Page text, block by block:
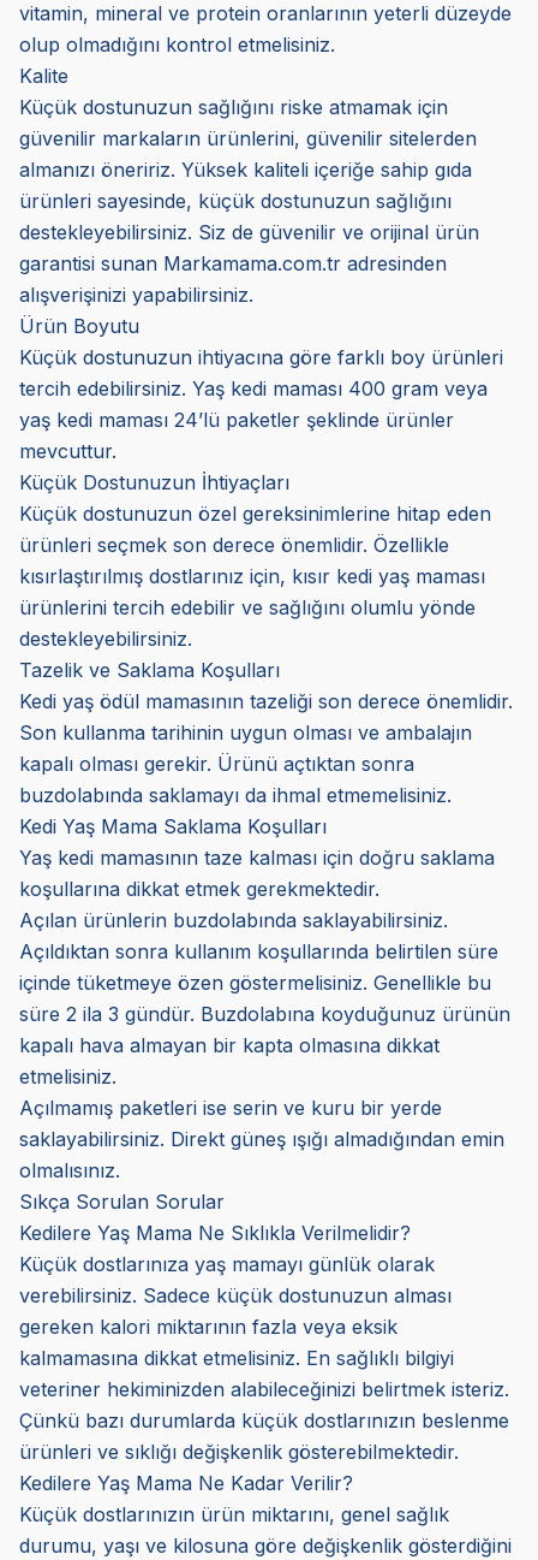
vitamin, mineral ve protein oranlarının yeterli düzeyde
olup olmadığını kontrol etmelisiniz.
Kalite
Küçük dostunuzun sağlığını riske atmamak için
güvenilir markaların ürünlerini, güvenilir sitelerden
almanızı öneririz. Yüksek kaliteli içeriğe sahip gıda
ürünleri sayesinde, küçük dostunuzun sağlığını
destekleyebilirsiniz. Siz de güvenilir ve orijinal ürün
garantisi sunan Markamama.com.tr adresinden
alışverişinizi yapabilirsiniz.
Ürün Boyutu
Küçük dostunuzun ihtiyacına göre farklı boy ürünleri
tercih edebilirsiniz. Yaş kedi maması 400 gram veya
yaş kedi maması 24’lü paketler şeklinde ürünler
mevcuttur.
Küçük Dostunuzun İhtiyaçları
Küçük dostunuzun özel gereksinimlerine hitap eden
ürünleri seçmek son derece önemlidir. Özellikle
kısırlaştırılmış dostlarınız için, kısır kedi yaş maması
ürünlerini tercih edebilir ve sağlığını olumlu yönde
destekleyebilirsiniz.
Tazelik ve Saklama Koşulları
Kedi yaş ödül mamasının tazeliği son derece önemlidir.
Son kullanma tarihinin uygun olması ve ambalajın
kapalı olması gerekir. Ürünü açtıktan sonra
buzdolabında saklamayı da ihmal etmemelisiniz.
Kedi Yaş Mama Saklama Koşulları
Yaş kedi mamasının taze kalması için doğru saklama
koşullarına dikkat etmek gerekmektedir.
Açılan ürünlerin buzdolabında saklayabilirsiniz.
Açıldıktan sonra kullanım koşullarında belirtilen süre
içinde tüketmeye özen göstermelisiniz. Genellikle bu
süre 2 ila 3 gündür. Buzdolabına koyduğunuz ürünün
kapalı hava almayan bir kapta olmasına dikkat
etmelisiniz.
Açılmamış paketleri ise serin ve kuru bir yerde
saklayabilirsiniz. Direkt güneş ışığı almadığından emin
olmalısınız.
Sıkça Sorulan Sorular
Kedilere Yaş Mama Ne Sıklıkla Verilmelidir?
Küçük dostlarınıza yaş mamayı günlük olarak
verebilirsiniz. Sadece küçük dostunuzun alması
gereken kalori miktarının fazla veya eksik
kalmamasına dikkat etmelisiniz. En sağlıklı bilgiyi
veteriner hekiminizden alabileceğinizi belirtmek isteriz.
Çünkü bazı durumlarda küçük dostlarınızın beslenme
ürünleri ve sıklığı değişkenlik gösterebilmektedir.
Kedilere Yaş Mama Ne Kadar Verilir?
Küçük dostlarınızın ürün miktarını, genel sağlık
durumu, yaşı ve kilosuna göre değişkenlik gösterdiğini